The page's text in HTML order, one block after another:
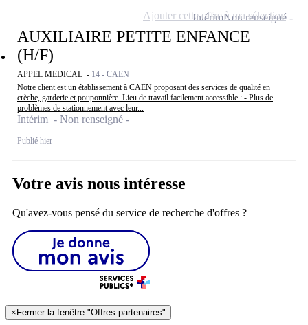
AUXILIAIRE PETITE ENFANCE
(H/F)
APPEL MEDICAL - 14 - CAEN
Notre client est un établissement à CAEN proposant des services de qualité en
crèche, garderie et pouponnière. Lieu de travail facilement accessible : - Plus de
problèmes de stationnement avec leur...
Intérim - Non renseigné
Publié hier
IntérimNon renseigné
Ajouter cette offre à ma sélection
Votre avis nous intéresse
Qu'avez-vous pensé du service de recherche d'offres ?
×Fermer la fenêtre "Offres partenaires"